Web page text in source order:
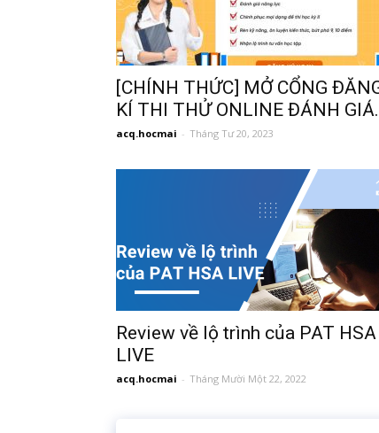
[CHÍNH THỨC] MỞ CỔNG
KÍ THI THỬ ONLINE ĐÁNH
acq.hocmai - Tháng Tư 20, 2023
Review về lộ trình của PAT HSA
LIVE
acq.hocmai - Tháng Mười Một 22, 2022